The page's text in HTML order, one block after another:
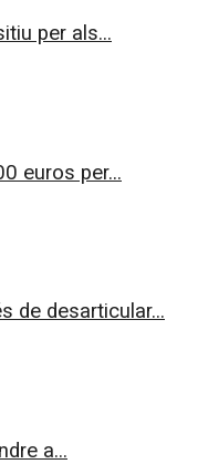
per als...
euros per...
de desarticular...
a...